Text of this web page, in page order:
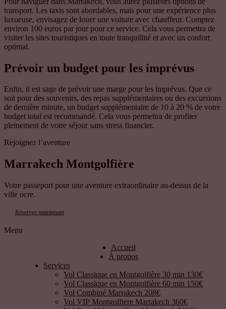
transport. Les taxis sont abordables, mais pour une expérience plus
luxueuse, envisagez de louer une voiture avec chauffeur. Comptez
environ 100 euros par jour pour ce service. Cela vous permettra de
visiter les sites touristiques en toute tranquillité et avec un confort
optimal.
Prévoir un budget pour les imprévus
Enfin, il est sage de prévoir une marge pour les imprévus. Que ce
soit pour des souvenirs, des repas supplémentaires ou des excursions
de dernière minute, un budget supplémentaire de 10 à 20 % de votre
budget total est recommandé. Cela vous permettra de profiter
pleinement de votre séjour sans stress financier.
Rejoignez l’aventure
Marrakech Montgolfière
Votre passeport pour une aventure extraordinaire au-dessus de la
ville ocre.
Réservez maintenant
Menu
Accueil
À propos
Services
Vol Classique en Montgolfière 30 min 130€
Vol Classique en Montgolfière 60 min 150€
Vol Combiné Marrakech 208€
Vol VIP Montgolfiere Marrakech 360€